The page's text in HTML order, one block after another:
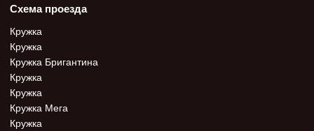
Схема проезда
Кружка
Кружка
Кружка Бригантина
Кружка
Кружка
Кружка Мега
Кружка